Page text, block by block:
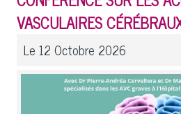
VASCULAIRES
Le 12 Octobre 2026